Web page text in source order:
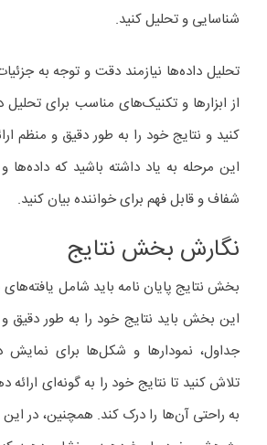
شناسایی و تحلیل کنید.
تحلیل داده‌ها نیازمند دقت و توجه به
از ابزارها و تکنیک‌های مناسب برای تحلیل
کنید و نتایج خود را به طور دقیق و منظم
این مرحله به یاد داشته باشید که داده‌ها
شفاف و قابل فهم برای خواننده بیان کنید.
نگارش بخش نتایج
بخش نتایج پایان نامه باید شامل
این بخش باید نتایج خود را به طور دقیق و
جداول، نمودارها و شکل‌ها برای نمایش
تلاش کنید تا نتایج خود را به گونه‌ای ارائه
به راحتی آن‌ها را درک کند. همچنین، در